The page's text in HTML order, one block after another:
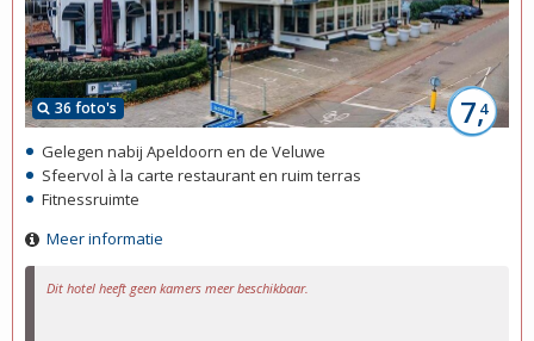
Dit hotel heeft geen kamers meer beschikbaar.
36 foto's 7,4
Gelegen nabij Apeldoorn en de Veluwe
Sfeervol à la carte restaurant en ruim terras
Fitnessruimte
Meer informatie